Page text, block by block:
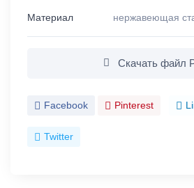
Материал нержавеющая
Скачать файл
Facebook Pinterest
Twitter